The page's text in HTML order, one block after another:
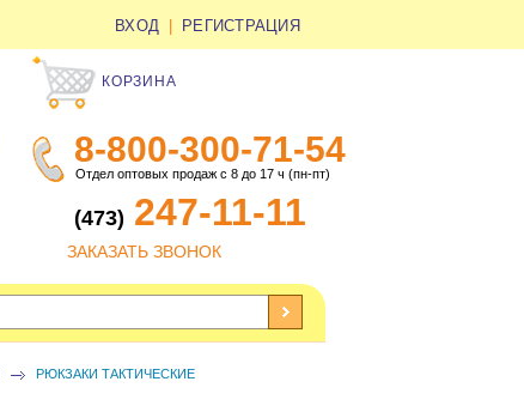
ВХОД РЕГИСТРАЦИЯ
КОРЗИНА
8-800-300-71-54
Отдел оптовых продаж с 8 до 17 ч (пн-пт)
(473) 247-11-11
ЗАКАЗАТЬ ЗВОНОК
РЮКЗАКИ ТАКТИЧЕСКИЕ